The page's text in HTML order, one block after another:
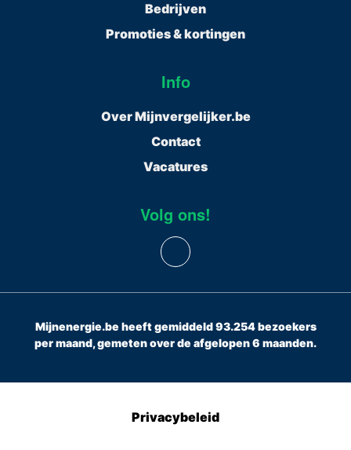
Bedrijven
Promoties & kortingen
Info
Over Mijnvergelijker.be
Contact
Vacatures
Volg ons!
Mijnenergie.be heeft gemiddeld 93.254 bezoekers
per maand, gemeten over de afgelopen 6 maanden.
Privacybeleid